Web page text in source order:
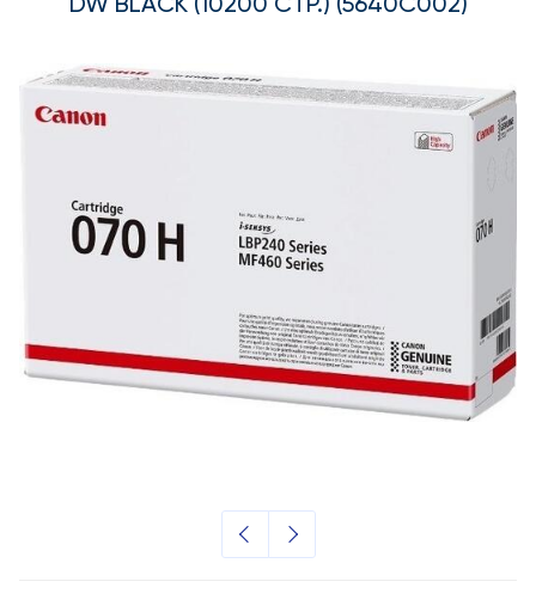
DW BLACK (10200 СТР.) (5640C002)